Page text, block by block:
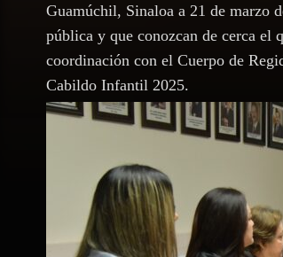
Guamúchil, Sinaloa a 21 de marzo
pública y que conozcan de cerca el
coordinación con el Cuerpo de
Cabildo Infantil 2025.